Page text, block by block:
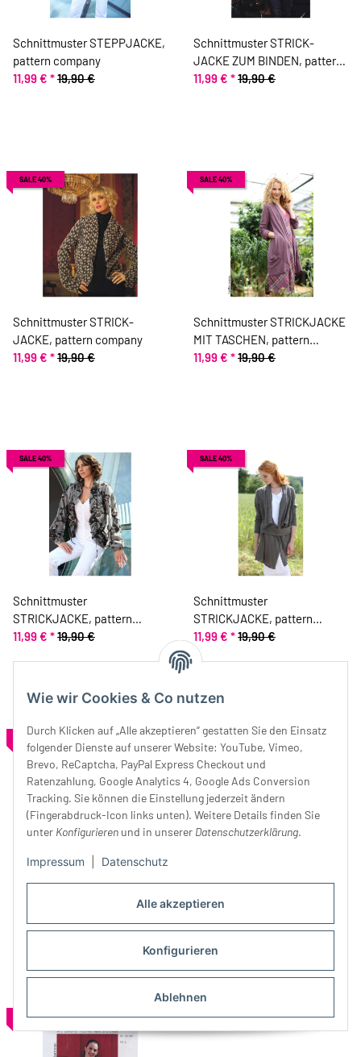
Alle akzeptieren
Konfigurieren
Ablehnen
Wie wir Cookies & Co nutzen
Durch Klicken auf „Alle akzeptieren“ gestatten Sie den Einsatz
folgender Dienste auf unserer Website: YouTube, Vimeo,
Brevo, ReCaptcha, PayPal Express Checkout und
Ratenzahlung, Google Analytics 4, Google Ads Conversion
Tracking. Sie können die Einstellung jederzeit ändern
(Fingerabdruck-Icon links unten). Weitere Details finden Sie
unter Konfigurieren und in unserer Datenschutzerklärung.
Impressum Datenschutz
Schnittmuster STEPPJACKE,
pattern company
11,99 € *19,90 €
Schnittmuster STRICK-
JACKE ZUM BINDEN, pattern
company
11,99 € *19,90 €
SALE 40%
Schnittmuster STRICK-
JACKE, pattern company
11,99 € *19,90 €
SALE 40%
Schnittmuster STRICKJACKE
MIT TASCHEN, pattern
company
11,99 € *19,90 €
SALE 40%
Schnittmuster
STRICKJACKE, pattern
company
11,99 € *19,90 €
SALE 40%
Schnittmuster
STRICKJACKE, pattern
company
11,99 € *19,90 €
SALE 40%
Schnittmuster T-förmiges
SALE 40%
Schnittmuster TOP MIT
KURZARM, pattern company
SALE 40%